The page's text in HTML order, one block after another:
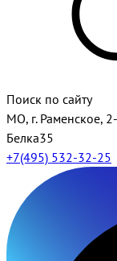
Поиск по сайту
МО, г. Раменское,
Белка35
+7(495) 532-32-25